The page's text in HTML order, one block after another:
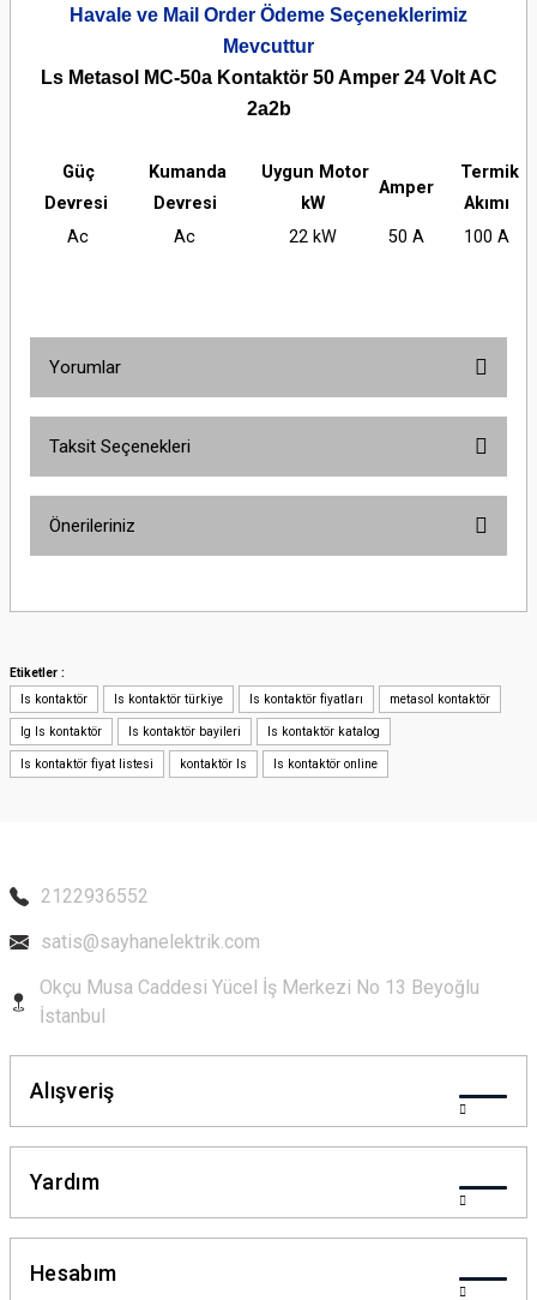
Havale ve Mail Order Ödeme Seçeneklerimiz
Mevcuttur
Ls Metasol MC-50a Kontaktör 50 Amper 24 Volt AC
2a2b
Güç
Devresi
Kumanda
Devresi
Uygun Motor
kW
Amper
Termik
Akımı
Ac
Ac 22 kW 50 A 100 A
Yorumlar
Taksit Seçenekleri
Önerileriniz
yetersiz gördüğünüz noktaları öneri formunu kullanarak tarafımıza
Ürün resmi kalitesiz, bozuk veya görüntülenemiyor.
Ürün açıklamasında eksik bilgiler bulunuyor.
Ürün bilgilerinde hatalar bulunuyor.
Etiketler :
ls kontaktör
ls kontaktör türkiye ls kontaktör fiyatları metasol kontaktör
lg ls kontaktör ls kontaktör bayileri ls kontaktör katalog
ls kontaktör fiyat listesi kontaktör ls ls kontaktör online
2122936552
satis@sayhanelektrik.com
Okçu Musa Caddesi Yücel İş Merkezi No 13 Beyoğlu
İstanbul
Alışveriş
Yardım
Hesabım